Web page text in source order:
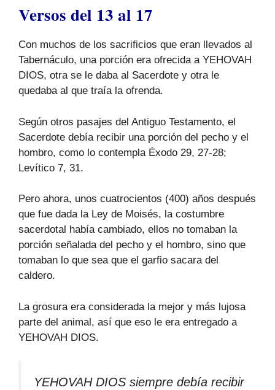
Versos del 13 al 17
Con muchos de los sacrificios que eran llevados al
Tabernáculo, una porción era ofrecida a YEHOVAH
DIOS, otra se le daba al Sacerdote y otra le
quedaba al que traía la ofrenda.
Según otros pasajes del Antiguo Testamento, el
Sacerdote debía recibir una porción del pecho y el
hombro, como lo contempla Éxodo 29, 27-28;
Levítico 7, 31.
Pero ahora, unos cuatrocientos (400) años después
que fue dada la Ley de Moisés, la costumbre
sacerdotal había cambiado, ellos no tomaban la
porción señalada del pecho y el hombro, sino que
tomaban lo que sea que el garfio sacara del
caldero.
La grosura era considerada la mejor y más lujosa
parte del animal, así que eso le era entregado a
YEHOVAH DIOS.
YEHOVAH DIOS siempre debía recibir